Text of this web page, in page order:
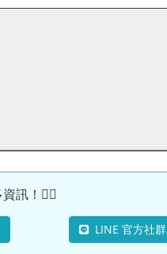
訊！🙆‍♀
LINE 官方社群